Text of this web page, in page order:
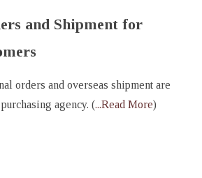
and Shipment for
orders and overseas shipment are
agency. (...Read More)